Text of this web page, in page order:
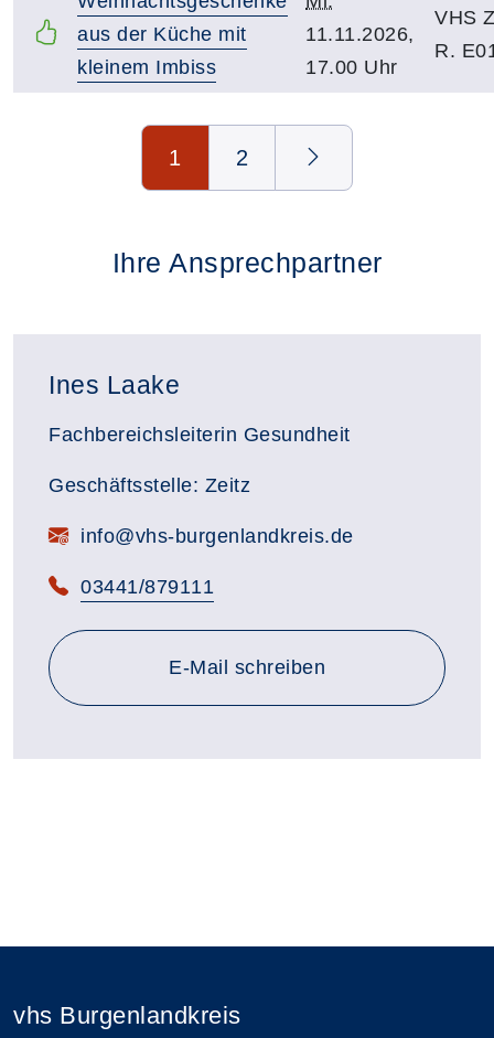
aus der Küche mit
kleinem Imbiss
11.11.2026,
17.00 Uhr
VHS
R.
1 2
Ihre Ansprechpartner
Ines Laake
Fachbereichsleiterin Gesundheit
Geschäftsstelle: Zeitz
E-Mail:info@vhs-burgenlandkreis.de
Telefon:
03441/879111
E-Mail schreiben
vhs Burgenlandkreis